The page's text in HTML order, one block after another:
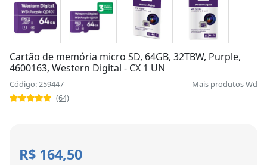
Cartão de memória micro SD, 64GB, 32TBW, Purple,
4600163, Western Digital - CX 1 UN
Código: 259447 Mais produtosWd
(64)
R$ 164,50